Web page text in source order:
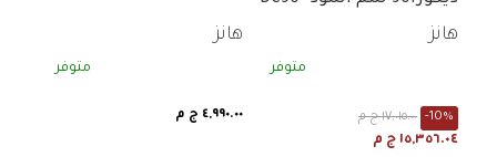
1000
هانز
متوفر
١٧,٠١٥.٠٠ ج م -10%
١٥,٣٥٦.٠٤ ج م
هانز
متوفر
٤,٩٩٠.٠٠ ج م